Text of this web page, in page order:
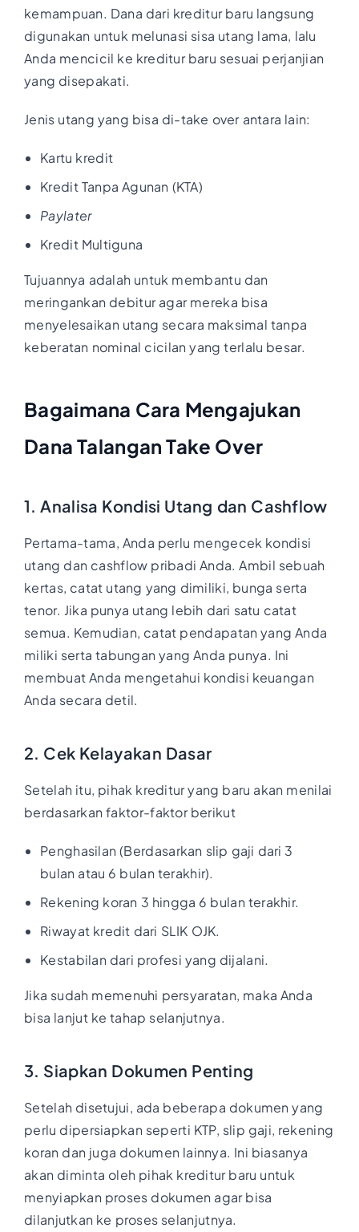
kemampuan. Dana dari kreditur baru langsung
digunakan untuk melunasi sisa utang lama, lalu
Anda mencicil ke kreditur baru sesuai perjanjian
yang disepakati.
Jenis utang yang bisa di-take over antara lain:
Kartu kredit
Kredit Tanpa Agunan (KTA)
Paylater
Kredit Multiguna
Tujuannya adalah untuk membantu dan
meringankan debitur agar mereka bisa
menyelesaikan utang secara maksimal tanpa
keberatan nominal cicilan yang terlalu besar.
Bagaimana Cara Mengajukan
Dana Talangan Take Over
1. Analisa Kondisi Utang dan Cashflow
Pertama-tama, Anda perlu mengecek kondisi
utang dan cashflow pribadi Anda. Ambil sebuah
kertas, catat utang yang dimiliki, bunga serta
tenor. Jika punya utang lebih dari satu catat
semua. Kemudian, catat pendapatan yang Anda
miliki serta tabungan yang Anda punya. Ini
membuat Anda mengetahui kondisi keuangan
Anda secara detil.
2. Cek Kelayakan Dasar
Setelah itu, pihak kreditur yang baru akan menilai
berdasarkan faktor-faktor berikut
Penghasilan (Berdasarkan slip gaji dari 3
bulan atau 6 bulan terakhir).
Rekening koran 3 hingga 6 bulan terakhir.
Riwayat kredit dari SLIK OJK.
Kestabilan dari profesi yang dijalani.
Jika sudah memenuhi persyaratan, maka Anda
bisa lanjut ke tahap selanjutnya.
3. Siapkan Dokumen Penting
Setelah disetujui, ada beberapa dokumen yang
perlu dipersiapkan seperti KTP, slip gaji, rekening
koran dan juga dokumen lainnya. Ini biasanya
akan diminta oleh pihak kreditur baru untuk
menyiapkan proses dokumen agar bisa
dilanjutkan ke proses selanjutnya.